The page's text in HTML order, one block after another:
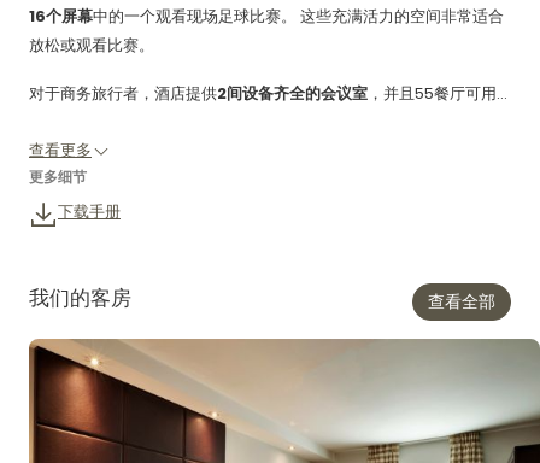
16个屏幕中的一个观看现场足球比赛。 这些充满活力的空间非常适合
放松或观看比赛。
对于商务旅行者，酒店提供2间设备齐全的会议室 ，并且55餐厅可用...
查看更多
更多细节
下载手册
我们的客房 查看全部